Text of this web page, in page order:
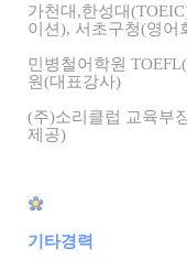
가천대,한성대
이션), 서초구청(영어
민병철어학원
원(대표강사)
(주)소리클럽 교육부
제공)
기타경력